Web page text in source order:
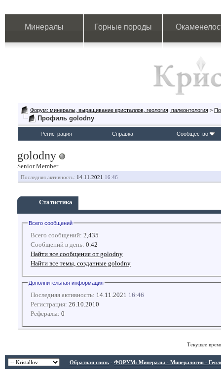
Минералы Горные породы
Форум: минералы, выращивание кристаллов, геология, палеонтология >
Профиль golodny
Регистрация Справка Сообщество
golodny
Senior Member
Последняя активность: 14.11.2021 16:46
Статистика
Всего сообщений
Всего сообщений: 2,435
Сообщений в день: 0.42
Найти все сообщения от golodny
Найти все темы, созданные golodny
Дополнительная информация
Последняя активность: 14.11.2021 16:46
Регистрация: 26.10.2010
Рефералы: 0
Текущее
Обратная связь - ФОРУМ: Минералы - Минералогия -